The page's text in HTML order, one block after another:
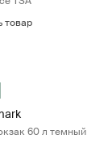
товар
60L Самый
60L
Landmark 60L
60 л темный